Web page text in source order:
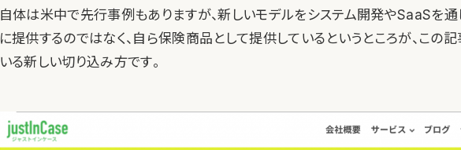
自体は米中で先行事例もありますが、新しいモデルをシステム開発やSaaSを
に提供するのではなく、自ら保険商品として提供しているというところが、この
いる新しい切り込み方です。